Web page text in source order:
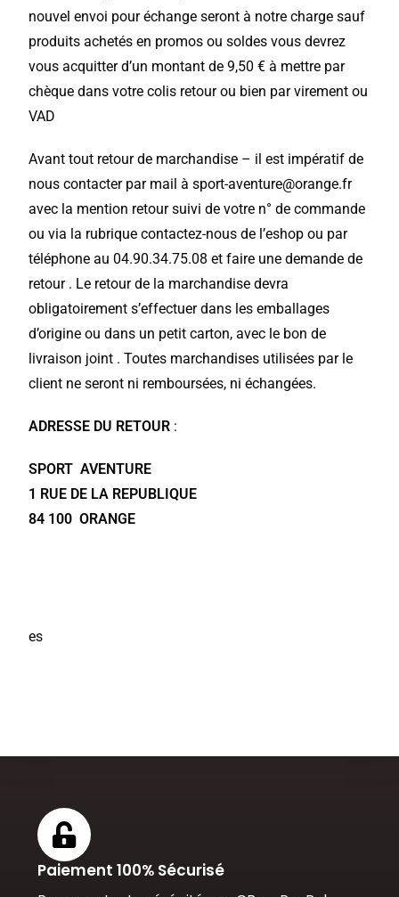
nouvel envoi pour échange seront à notre charge sauf
produits achetés en promos ou soldes vous devrez
vous acquitter d’un montant de 9,50 € à mettre par
chèque dans votre colis retour ou bien par virement ou
VAD
Avant tout retour de marchandise – il est impératif de
nous contacter par mail à sport-aventure@orange.fr
avec la mention retour suivi de votre n° de commande
ou via la rubrique contactez-nous de l’eshop ou par
téléphone au 04.90.34.75.08 et faire une demande de
retour . Le retour de la marchandise devra
obligatoirement s’effectuer dans les emballages
d’origine ou dans un petit carton, avec le bon de
livraison joint . Toutes marchandises utilisées par le
client ne seront ni remboursées, ni échangées.
ADRESSE DU RETOUR :
SPORT AVENTURE
1 RUE DE LA REPUBLIQUE
84 100 ORANGE
es
Paiement 100% Sécurisé